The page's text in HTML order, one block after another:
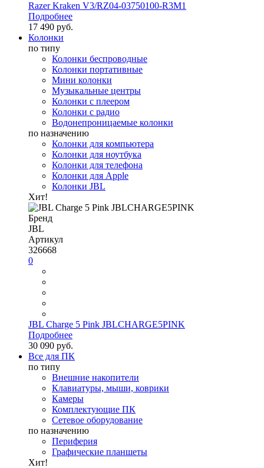
Razer Kraken V3/RZ04-03750100-R3M1
Подробнее
17 490 руб.
Колонки
по типу
Колонки беспроводные
Колонки портативные
Мини колонки
Музыкальные центры
Колонки с плеером
Колонки с радио
Водонепроницаемые колонки
по назначению
Колонки для компьютера
Колонки для ноутбука
Колонки для телефона
Колонки для Apple
Колонки JBL
Хит!
Бренд
JBL
Артикул
326668
0
JBL Charge 5 Pink JBLCHARGE5PINK
Подробнее
30 090 руб.
Все для ПК
по типу
Внешние накопители
Клавиатуры, мыши, коврики
Камеры
Комплектующие ПК
Сетевое оборудование
по назначению
Периферия
Графические планшеты
Хит!